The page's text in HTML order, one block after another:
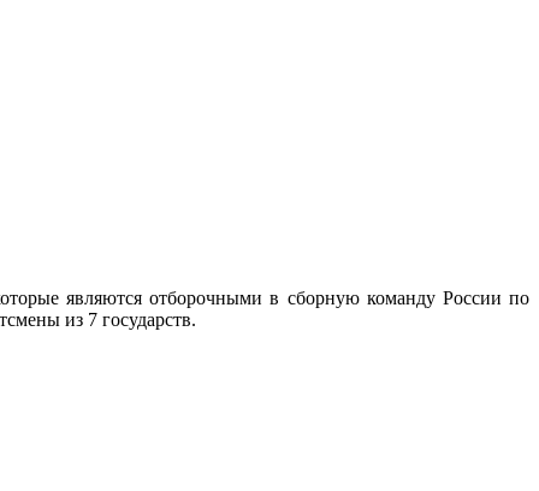
являются отборочными в сборную команду России по
из 7 государств.